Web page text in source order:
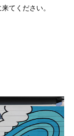
てください。